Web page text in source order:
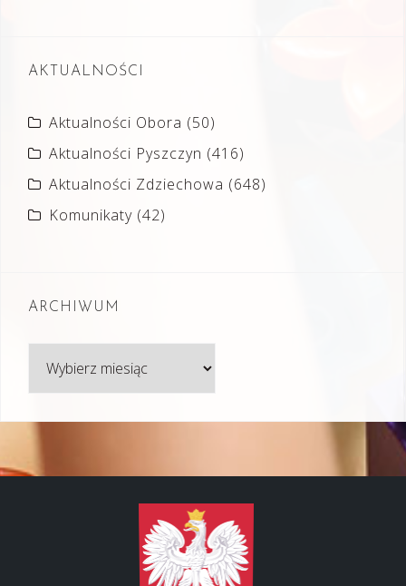
AKTUALNOŚCI
Aktualności Obora (50)
Aktualności Pyszczyn (416)
Aktualności Zdziechowa (648)
Komunikaty (42)
ARCHIWUM